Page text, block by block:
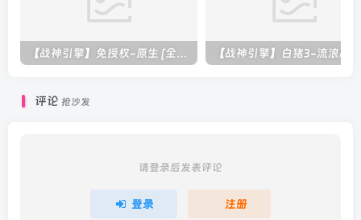
【战神引擎】免授权-原生 [全屏自动拾取] 插件 + 配置教程（更新修复版，具体自测）
评论 抢沙发
请登录后发表评论
登录 注册